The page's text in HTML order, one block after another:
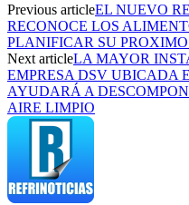
Previous articleEL NUEVO
RECONOCE LOS
PLANIFICAR SU
Next articleLA MAYOR
EMPRESA DSV UBICADA
AYUDARÁ A
AIRE LIMPIO